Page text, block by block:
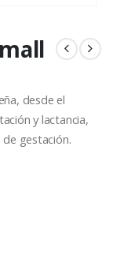
desde el
y lactancia,
de gestación.